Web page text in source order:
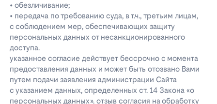
• обезличивание;
• передача по требованию суда, в т.ч., третьим лицам,
с соблюдением мер, обеспечивающих защиту
персональных данных от несанкционированного
доступа.
указанное согласие действует бессрочно с момента
предоставления данных и может быть отозвано Вами
путем подачи заявления администрации Сайта
с указанием данных, определенных ст. 14 Закона «о
персональных данных». отзыв согласия на обработку